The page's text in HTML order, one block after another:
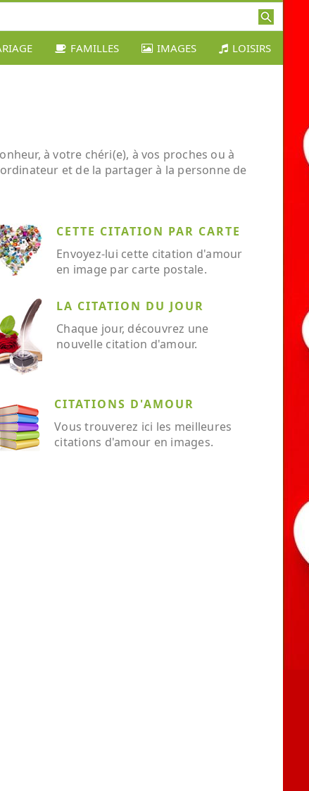
FAMILLES IMAGES LOISIRS
à votre chéri(e), à vos proches ou à
et de la partager à la personne de
CETTE CITATION PAR CARTE
Envoyez-lui cette citation d'amour
en image par carte postale.
LA CITATION DU JOUR
Chaque jour, découvrez une
nouvelle citation d'amour.
CITATIONS D'AMOUR
Vous trouverez ici les meilleures
citations d'amour en images.